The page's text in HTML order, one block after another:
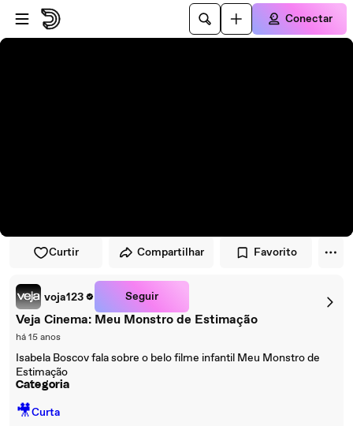
Pular para o player
Ir para o conteúdo principal
Conectar
Curtir Compartilhar Favorito
voja123 Seguir
Veja Cinema: Meu Monstro de Estimação
há 15 anos
Isabela Boscov fala sobre o belo filme infantil Meu Monstro de
Estimação
Categoria
🎥Curta